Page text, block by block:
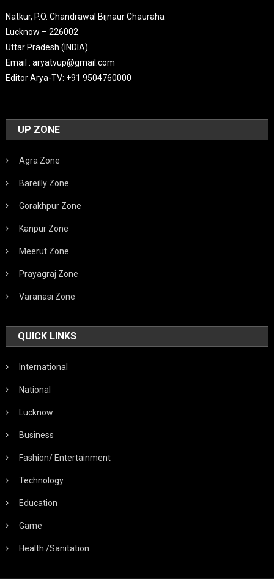
Natkur, P.O. Chandrawal Bijnaur Chauraha
Lucknow – 226002
Uttar Pradesh (INDIA).
Email : aryatvup@gmail.com
Editor Arya-TV: +91 9504760000
UP ZONE
Agra Zone
Bareilly Zone
Gorakhpur Zone
Kanpur Zone
Meerut Zone
Prayagraj Zone
Varanasi Zone
QUICK LINKS
International
National
Lucknow
Business
Fashion/ Entertainment
Technology
Education
Game
Health /Sanitation